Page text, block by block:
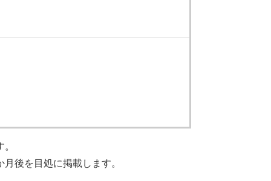
後を目処に掲載します。